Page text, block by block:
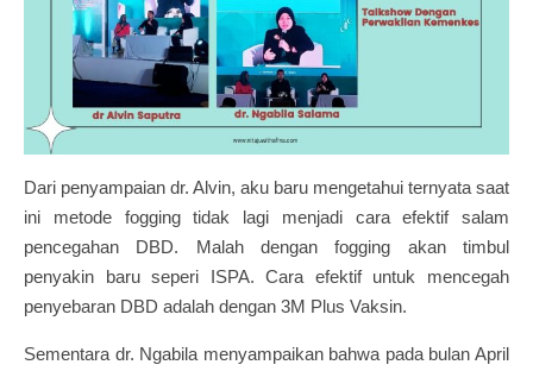
Dari penyampaian dr. Alvin, aku baru mengetahui ternyata saat
ini metode fogging tidak lagi menjadi cara efektif salam
pencegahan DBD. Malah dengan fogging akan timbul
penyakin baru seperi ISPA. Cara efektif untuk mencegah
penyebaran DBD adalah dengan 3M Plus Vaksin.
Sementara dr. Ngabila menyampaikan bahwa pada bulan April